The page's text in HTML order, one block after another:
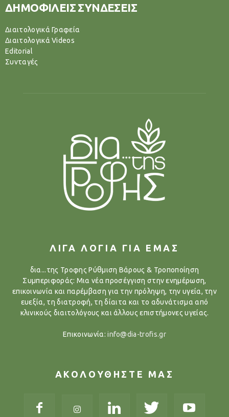
ΔΗΜΟΦΙΛΕΙΣ ΣΥΝΔΕΣΕΙΣ
Διαιτολογικά Γραφεία
Διαιτολογικά Videos
Editorial
Συνταγές
ΛΙΓΑ ΛΟΓΙΑ ΓΙΑ ΕΜΑΣ
δια...της Τροφης Ρύθμιση Βάρους & Τροποποίηση
Συμπεριφοράς: Μια νέα προσέγγιση στην ενημέρωση,
επικοινωνία και παρέμβαση για την πρόληψη, την υγεία, την
ευεξία, τη διατροφή, τη δίαιτα και το αδυνάτισμα από
κλινικούς διαιτολόγους και άλλους επιστήμονες υγείας.
Επικοινωνία:info@dia-trofis.gr
ΑΚΟΛΟΥΘΗΣΤΕ ΜΑΣ